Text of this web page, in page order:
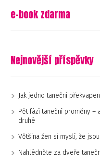
e-book zdarma
Nejnovější příspěvky
Jak jedno taneční
Pět fází taneční proměny –
druhé
Většina žen si myslí, že
Nahlédněte za dveře